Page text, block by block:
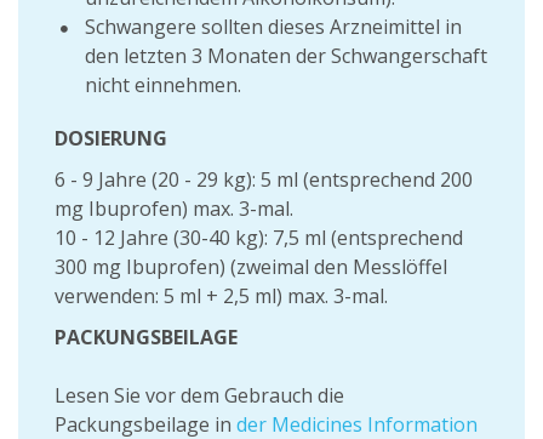
Schwangere sollten dieses Arzneimittel in
den letzten 3 Monaten der Schwangerschaft
nicht einnehmen.
DOSIERUNG
6 - 9 Jahre (20 - 29 kg): 5 ml (entsprechend 200
mg Ibuprofen) max. 3-mal.
10 - 12 Jahre (30-40 kg): 7,5 ml (entsprechend
300 mg Ibuprofen) (zweimal den Messlöffel
verwenden: 5 ml + 2,5 ml) max. 3-mal.
PACKUNGSBEILAGE
Lesen Sie vor dem Gebrauch die
Packungsbeilage in der Medicines Information